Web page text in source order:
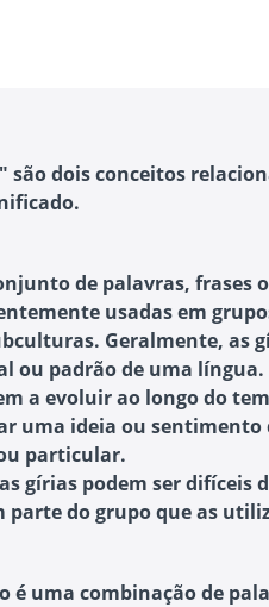
são dois conceitos
de palavras, frases
usadas em
Geralmente, as
ou padrão de uma língua.
a evoluir ao longo do
uma ideia ou sentimento
particular.
gírias podem ser difíceis
parte do grupo que as
é uma combinação de